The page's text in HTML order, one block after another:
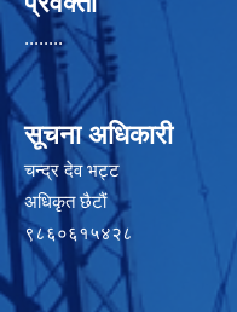
........
सूचना अधिकारी
चन्द्र देव भट्ट
अधिकृत छैटाैं
९८६०६१५४२८